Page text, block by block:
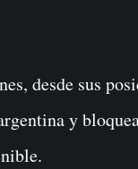
desde sus
y